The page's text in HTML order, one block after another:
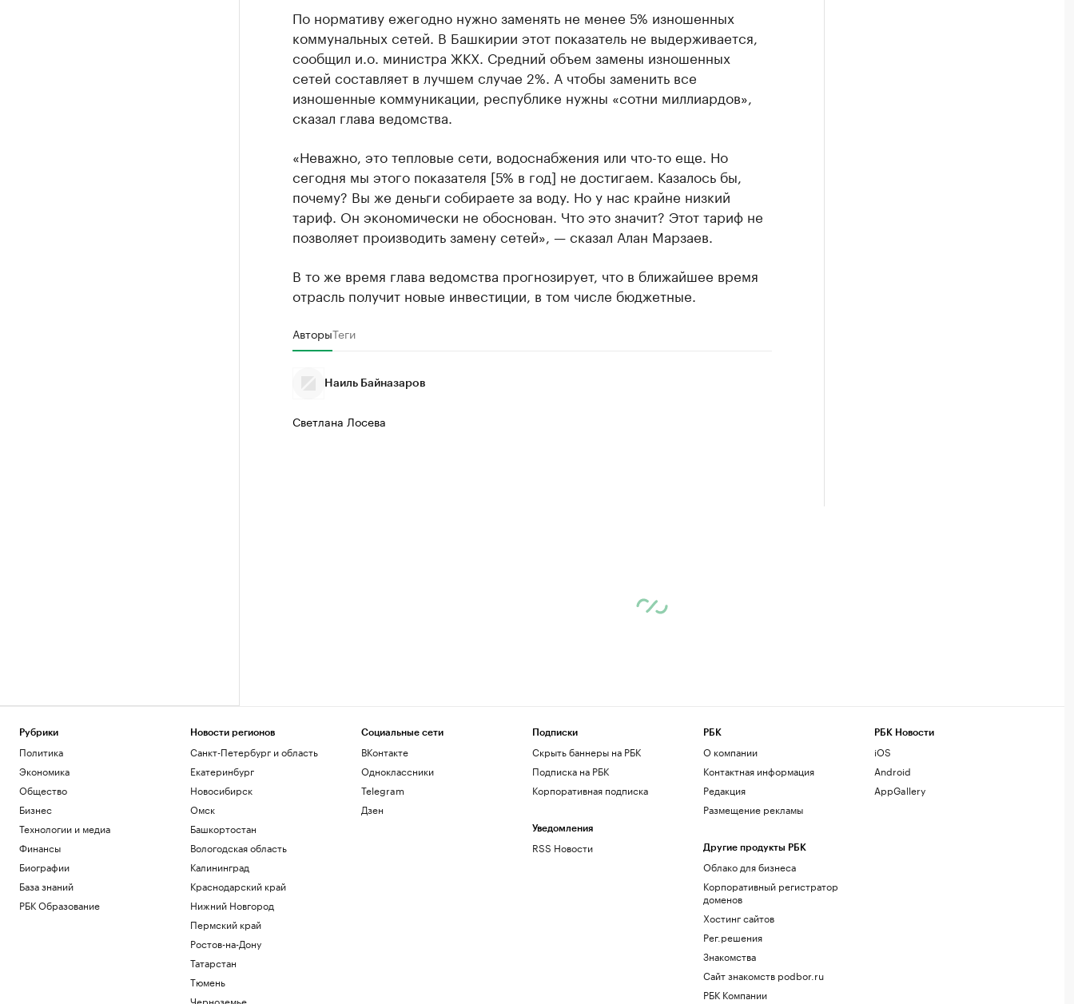
По нормативу ежегодно нужно заменять не менее 5% изношенных
коммунальных сетей. В Башкирии этот показатель не выдерживается,
сообщил и.о. министра ЖКХ. Средний объем замены изношенных
сетей составляет в лучшем случае 2%. А чтобы заменить все
изношенные коммуникации, республике нужны «сотни миллиардов»,
сказал глава ведомства.
«Неважно, это тепловые сети, водоснабжения или что-то еще. Но
сегодня мы этого показателя [5% в год] не достигаем. Казалось бы,
почему? Вы же деньги собираете за воду. Но у нас крайне низкий
тариф. Он экономически не обоснован. Что это значит? Этот тариф не
позволяет производить замену сетей», — сказал Алан Марзаев.
В то же время глава ведомства прогнозирует, что в ближайшее время
отрасль получит новые инвестиции, в том числе бюджетные.
АвторыТеги
Наиль Байназаров
Светлана Лосева
Рубрики
Политика
Экономика
Общество
Бизнес
Технологии и медиа
Финансы
Биографии
База знаний
РБК Образование
Новости регионов
Санкт-Петербург и область
Екатеринбург
Новосибирск
Омск
Башкортостан
Вологодская область
Калининград
Краснодарский край
Нижний Новгород
Пермский край
Ростов-на-Дону
Татарстан
Тюмень
Черноземье
Социальные сети
ВКонтакте
Одноклассники
Telegram
Дзен
Подписки
Скрыть баннеры на РБК
Подписка на РБК
Корпоративная подписка
Уведомления
RSS Новости
РБК
О компании
Контактная информация
Редакция
Размещение рекламы
Другие продукты РБК
Облако для бизнеса
Корпоративный регистратор
доменов
Хостинг сайтов
Рег.решения
Знакомства
Сайт знакомств podbor.ru
РБК Компании
РБК Новости
iOS
Android
AppGallery